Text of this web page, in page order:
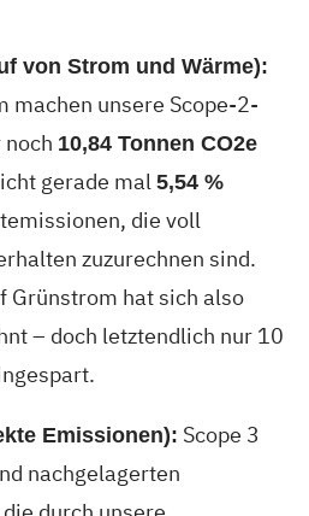
von Strom und Wärme):
machen unsere Scope-2-
10,84 Tonnen CO2e
gerade mal 5,54 %
die voll
zuzurechnen sind.
Grünstrom hat sich also
– doch letztendlich nur 10
Emissionen): Scope 3
nachgelagerten